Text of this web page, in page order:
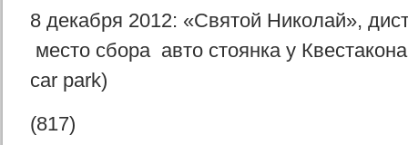
8 декабря 2012: «Святой Николай»,
место сбора авто стоянка у
car park)
(817)